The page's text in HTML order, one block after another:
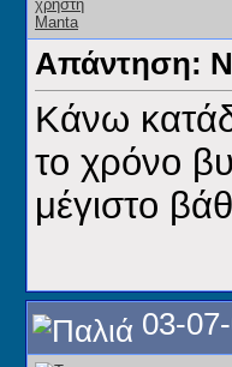
Απάντηση:
Κάνω
το χρόνο
μέγιστο
03-